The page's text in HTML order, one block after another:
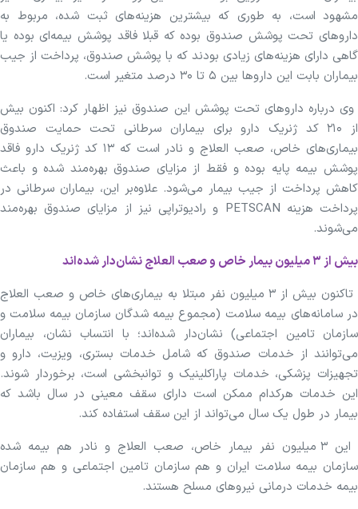
مشهود است، به طوری که بیشترین هزینه‌های ثبت شده، مربوط به
داروهای تحت پوشش صندوق بوده که قبلا فاقد پوشش بیمه‌ای بوده یا
گاهی دارای هزینه‌های زیادی بودند که با پوشش صندوق، پرداخت از جیب
بیماران بابت این داروها بین ۵ تا ۳۰ درصد متغیر است.
وی درباره داروهای تحت پوشش این صندوق نیز اظهار کرد: اکنون بیش
از ۲۱۰ کد ژنریک دارو برای بیماران سرطانی تحت حمایت صندوق
بیماری‌های خاص، صعب العلاج و نادر است که ۱۳ کد ژنریک دارو فاقد
پوشش بیمه پایه بوده و فقط از مزایای صندوق بهره‌مند شده و باعث
کاهش پرداخت از جیب بیمار می‌شود. علاوه‌بر این، بیماران سرطانی در
پرداخت هزینه PETSCAN و رادیوتراپی نیز از مزایای صندوق بهره‌مند
می‌شوند.
بیش از ۳ میلیون بیمار خاص و صعب العلاج نشان‌دار شده‌اند
تاکنون بیش از ۳ میلیون نفر مبتلا به بیماری‌های خاص و صعب العلاج
در سامانه‌های بیمه سلامت (مجموع بیمه شدگان سازمان بیمه سلامت و
سازمان تامین اجتماعی) نشان‌دار شده‌اند؛ با انتساب نشان، بیماران
می‌توانند از خدمات صندوق که شامل خدمات بستری، ویزیت، دارو و
تجهیزات پزشکی، خدمات پاراکلینیک و توانبخشی است، برخوردار شوند.
این خدمات هرکدام ممکن است دارای سقف معینی در سال باشد که
بیمار در طول یک سال می‌تواند از این سقف استفاده کند.
این ۳ میلیون نفر بیمار خاص، صعب العلاج و نادر هم بیمه شده
سازمان بیمه سلامت ایران و هم سازمان تامین اجتماعی و هم سازمان
بیمه خدمات درمانی نیروهای مسلح هستند.